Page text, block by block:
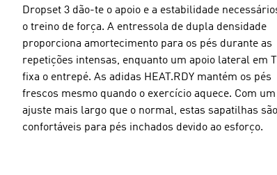
Dropset 3 dão-te o apoio e a estabilidade
o treino de força. A entressola de dupla densidade
proporciona amortecimento para os pés durante as
repetições intensas, enquanto um apoio lateral em
fixa o entrepé. As adidas HEAT.RDY mantém os pés
frescos mesmo quando o exercício aquece. Com um
ajuste mais largo que o normal, estas sapatilhas são
confortáveis para pés inchados devido ao esforço.